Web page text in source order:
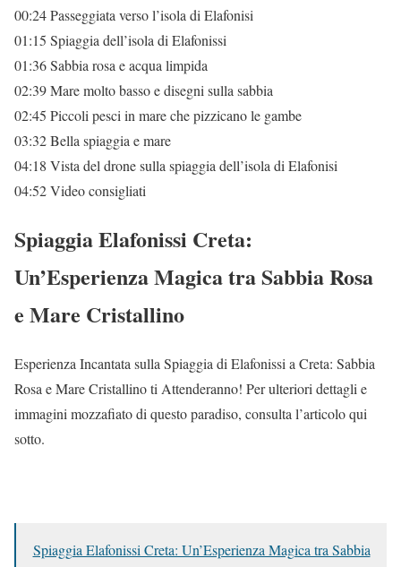
00:24 Passeggiata verso l’isola di Elafonisi
01:15 Spiaggia dell’isola di Elafonissi
01:36 Sabbia rosa e acqua limpida
02:39 Mare molto basso e disegni sulla sabbia
02:45 Piccoli pesci in mare che pizzicano le gambe
03:32 Bella spiaggia e mare
04:18 Vista del drone sulla spiaggia dell’isola di Elafonisi
04:52 Video consigliati
Spiaggia Elafonissi Creta:
Un’Esperienza Magica tra Sabbia Rosa
e Mare Cristallino
Esperienza Incantata sulla Spiaggia di Elafonissi a Creta: Sabbia
Rosa e Mare Cristallino ti Attenderanno! Per ulteriori dettagli e
immagini mozzafiato di questo paradiso, consulta l’articolo qui
sotto.
Spiaggia Elafonissi Creta: Un’Esperienza Magica tra Sabbia